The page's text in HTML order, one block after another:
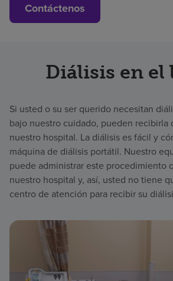
Contáctenos
Diálisis en el
Si usted o su ser querido necesitan
bajo nuestro cuidado, pueden recibirla
nuestro hospital. La diálisis es fácil y
máquina de diálisis portátil. Nuestro
puede administrar este procedimiento
nuestro hospital y, así, usted no tiene
centro de atención para recibir su